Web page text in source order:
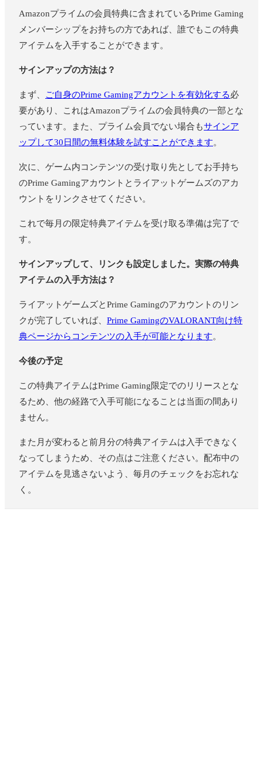
Amazonプライムの会員特典に含まれているPrime Gaming
メンバーシップをお持ちの方であれば、誰でもこの特典
アイテムを入手することができます。
サインアップの方法は？
まず、 ご自身のPrime Gamingアカウントを有効化する必
要があり、これはAmazonプライムの会員特典の一部とな
っています。また、プライム会員でない場合もサインア
ップして30日間の無料体験を試すことができます。
次に、ゲーム内コンテンツの受け取り先としてお手持ち
のPrime Gamingアカウントとライアットゲームズのアカ
ウントをリンクさせてください。
これで毎月の限定特典アイテムを受け取る準備は完了で
す。
サインアップして、リンクも設定しました。実際の特典
アイテムの入手方法は？
ライアットゲームズとPrime Gamingのアカウントのリン
クが完了していれば、 Prime GamingのVALORANT向け特
典ページからコンテンツの入手が可能となります。
今後の予定
この特典アイテムはPrime Gaming限定でのリリースとな
るため、他の経路で入手可能になることは当面の間あり
ません。
また月が変わると前月分の特典アイテムは入手できなく
なってしまうため、その点はご注意ください。配布中の
アイテムを見逃さないよう、毎月のチェックをお忘れな
く。